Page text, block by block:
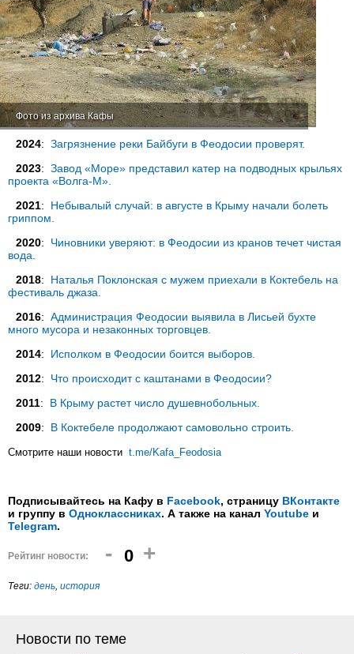
Фото из архива Кафы
2024: Загрязнение реки Байбуги в Феодосии проверят.
2023: Завод «Море» представил катер на подводных крыльях
проекта «Волга-М».
2021: Небывалый случай: в августе в Крыму начали болеть
гриппом.
2020: Чиновники уверяют: в Феодосии из кранов течет чистая
вода.
2018: Наталья Поклонская с мужем приехали в Коктебель на
фестиваль джаза.
2016: Администрация Феодосии выявила в Лисьей бухте
много мусора и незаконных торговцев.
2014: Исполком в Феодосии боится выборов.
2012: Что происходит с каштанами в Феодосии?
2011: В Крыму растет число душевнобольных.
2009: В Коктебеле продолжают самовольно строить.
Смотрите наши новости t.me/Kafa_Feodosia
Подписывайтесь на Кафу в Facebook, страницу ВКонтакте
и группу в Одноклассниках. А также на канал Youtube и
Telegram.
Рейтинг новости: - 0 +
Теги: день, история
Новости по теме